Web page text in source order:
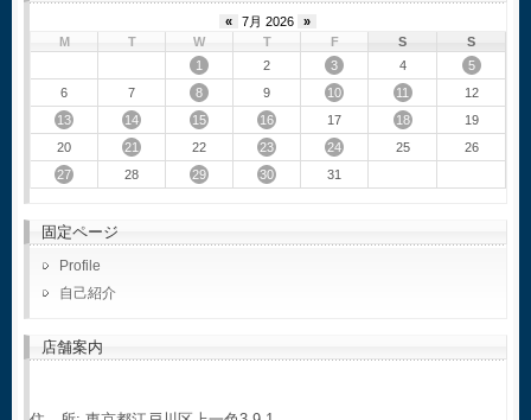
« 7月 2026
»
M
T W T F S
S
1
2 3 4
5
6
7 8 9 10 11
12
13
14 15 16 17 18
19
20
21 22 23 24 25
26
27
28 29 30 31
固定ページ
Profile
自己紹介
店舗案内